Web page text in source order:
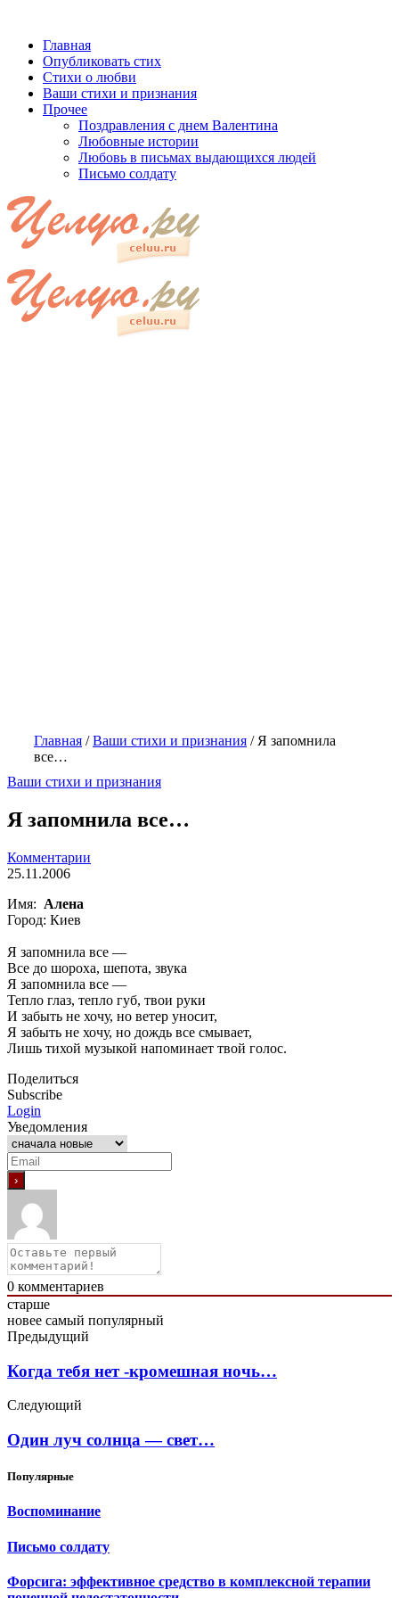
Главная
Опубликовать стих
Стихи о любви
Ваши стихи и признания
Прочее
Поздравления с днем Валентина
Любовные истории
Любовь в письмах выдающихся людей
Письмо солдату
Главная /Ваши стихи и признания / Я запомнила
все…
Ваши стихи и признания
Я запомнила все…
Комментарии
25.11.2006
Имя: Алена
Город: Киев
Я запомнила все —
Все до шороха, шепота, звука
Я запомнила все —
Тепло глаз, тепло губ, твои руки
И забыть не хочу, но ветер уносит,
Я забыть не хочу, но дождь все смывает,
Лишь тихой музыкой напоминает твой голос.
Поделиться
Subscribe
Login
Уведомления
0 комментариев
старше
новее самый популярный
Предыдущий
Когда тебя нет -кромешная ночь…
Следующий
Один луч солнца — свет…
Популярные
Воспоминание
Письмо солдату
Форсига: эффективное средство в комплексной терапии